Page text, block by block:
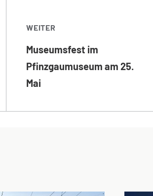
WEITER
Museumsfest im
Pfinzgaumuseum am 25.
Mai